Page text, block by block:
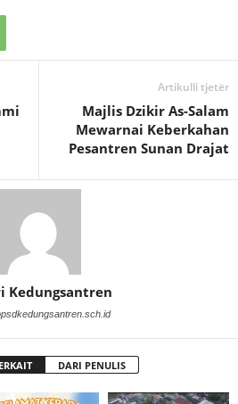
Artikulli tjetër
Majlis Dzikir As-Salam
Mewarnai Keberkahan
Pesantren Sunan Drajat
Kedungsantren
DARI PENULIS